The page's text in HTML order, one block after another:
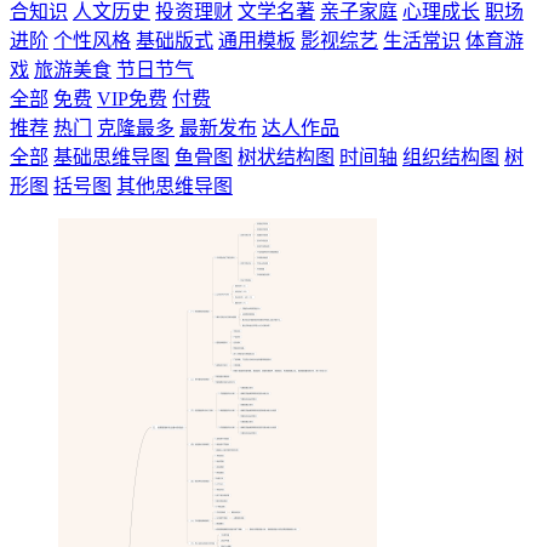
合知识 人文历史 投资理财 文学名著 亲子家庭 心理成长 职场
进阶 个性风格 基础版式 通用模板 影视综艺 生活常识 体育游
戏 旅游美食 节日节气
全部 免费 VIP免费 付费
推荐 热门 克隆最多 最新发布 达人作品
全部 基础思维导图 鱼骨图 树状结构图 时间轴 组织结构图 树
形图 括号图 其他思维导图